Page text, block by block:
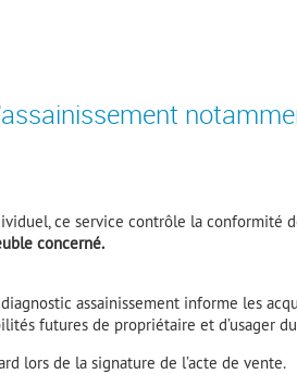
ce service contrôle la conformité
concerné.
assainissement informe les
futures de propriétaire et d’usager
lors de la signature de l’acte de vente.